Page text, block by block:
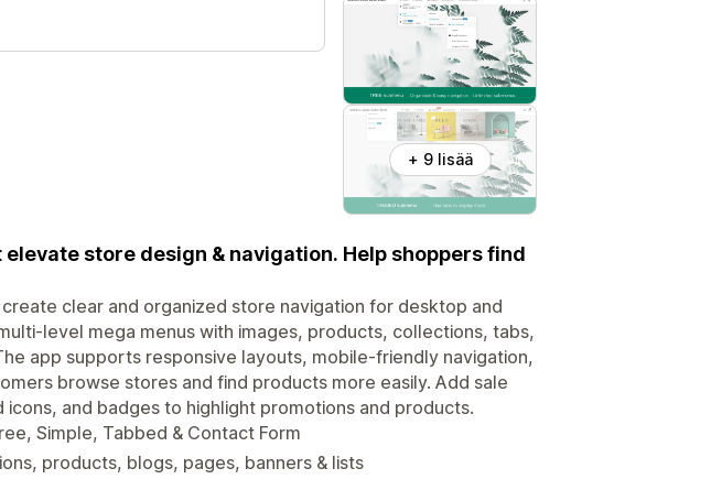
+ 9 lisää
store design & navigation. Help shoppers find
clear and organized store navigation for desktop and
level mega menus with images, products, collections, tabs,
app supports responsive layouts, mobile-friendly navigation,
browse stores and find products more easily. Add sale
and badges to highlight promotions and products.
Simple, Tabbed & Contact Form
products, blogs, pages, banners & lists